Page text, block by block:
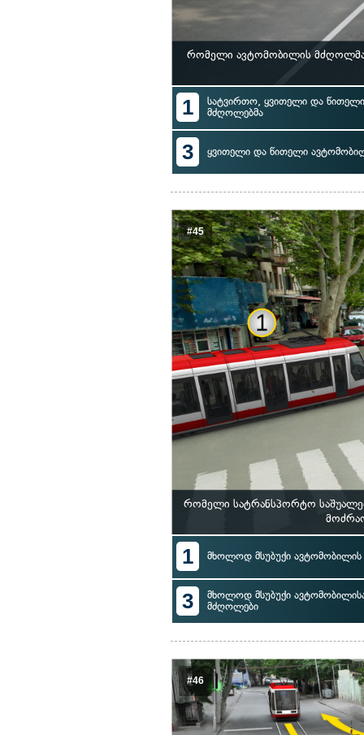
რომელი ავტომობილის მძღოლმა
1
სატვირთო, ყვითელი და
მძღოლებმა
3 ყვითელი და წითელი
#45
რომელი სატრანსპორტო
1 მხოლოდ მსუბუქი
3
მხოლოდ მსუბუქი
მძღოლები
#46